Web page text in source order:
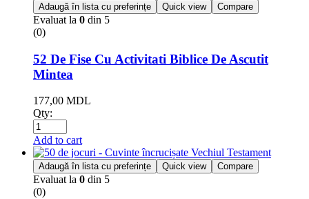
Adaugă în lista cu preferințe Quick view Compare
Evaluat la 0 din 5
(0)
52 De Fise Cu Activitati Biblice De Ascutit
Mintea
177,00 MDL
Qty:
Add to cart
Adaugă în lista cu preferințe Quick view Compare
Evaluat la 0 din 5
(0)